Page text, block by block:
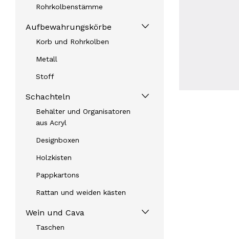
Rohrkolbenstämme
Aufbewahrungskörbe
Korb und Rohrkolben
Metall
Stoff
Schachteln
Behälter und Organisatoren
aus Acryl
Designboxen
Holzkisten
Pappkartons
Rattan und weiden kästen
Wein und Cava
Taschen